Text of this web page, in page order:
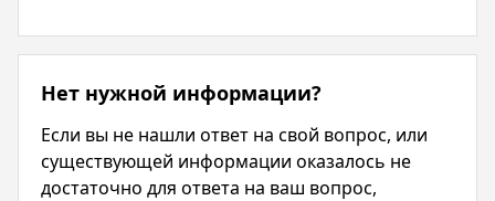
Нет нужной информации?
Если вы не нашли ответ на свой вопрос, или
существующей информации оказалось не
достаточно для ответа на ваш вопрос,